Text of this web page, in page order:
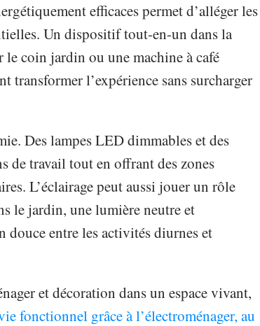
efficaces permet d’alléger les
Un dispositif tout-en-un dans la
coin jardin ou une machine à café
transformer l’expérience sans surcharger
Des lampes LED dimmables et des
de travail tout en offrant des zones
L’éclairage peut aussi jouer un rôle
le jardin, une lumière neutre et
entre les activités diurnes et
et décoration dans un espace vivant,
fonctionnel grâce à l’électroménager, au